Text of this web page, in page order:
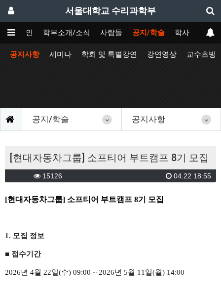
서울대학교 수리과학부
메인 학부소개/소식 사람들 공지/학술 학사
공지사항 세미나 학회 및 특별강연 강연영상 교수초빙
공지/학술 공지사항
[현대자동차그룹] 소프티어 부트캠프 8기 모집
15126 04.22 18:55
[현대자동차그룹] 소프티어 부트캠프 8기 모집
1. 모집 정보
■ 접수기간
2026년 4월 22일(수) 09:00 ~ 2026년 5월 11일(월) 14:00